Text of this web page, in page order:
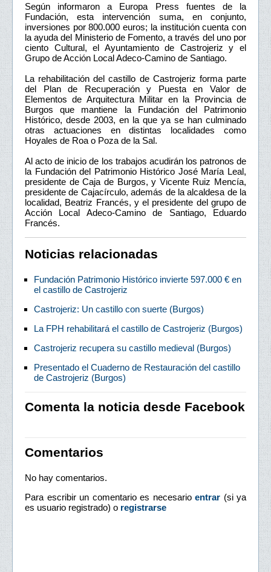
Según informaron a Europa Press fuentes de la
Fundación, esta intervención suma, en conjunto,
inversiones por 800.000 euros; la institución cuenta con
la ayuda del Ministerio de Fomento, a través del uno por
ciento Cultural, el Ayuntamiento de Castrojeriz y el
Grupo de Acción Local Adeco-Camino de Santiago.
La rehabilitación del castillo de Castrojeriz forma parte
del Plan de Recuperación y Puesta en Valor de
Elementos de Arquitectura Militar en la Provincia de
Burgos que mantiene la Fundación del Patrimonio
Histórico, desde 2003, en la que ya se han culminado
otras actuaciones en distintas localidades como
Hoyales de Roa o Poza de la Sal.
Al acto de inicio de los trabajos acudirán los patronos de
la Fundación del Patrimonio Histórico José María Leal,
presidente de Caja de Burgos, y Vicente Ruiz Mencía,
presidente de Cajacírculo, además de la alcaldesa de la
localidad, Beatriz Francés, y el presidente del grupo de
Acción Local Adeco-Camino de Santiago, Eduardo
Francés.
Noticias relacionadas
Fundación Patrimonio Histórico invierte 597.000 € en
el castillo de Castrojeriz
Castrojeriz: Un castillo con suerte (Burgos)
La FPH rehabilitará el castillo de Castrojeriz (Burgos)
Castrojeriz recupera su castillo medieval (Burgos)
Presentado el Cuaderno de Restauración del castillo
de Castrojeriz (Burgos)
Comenta la noticia desde Facebook
Comentarios
No hay comentarios.
Para escribir un comentario es necesario entrar (si ya
es usuario registrado) o registrarse